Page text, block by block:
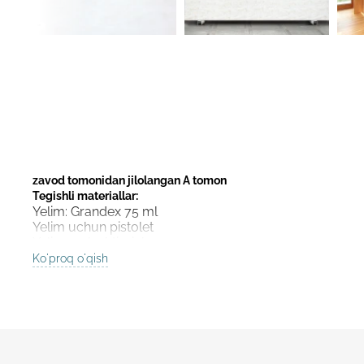
zavod tomonidan jilolangan A tomon
Tegishli materiallar:
Yelim: Grandex 75 ml
Yelim uchun pistolet
Ko'proq o'qish